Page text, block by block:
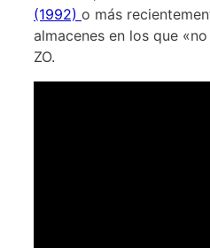
(1992) o más
almacenes en los que
ZO.